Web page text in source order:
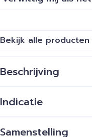
Bekijk alle producten
Beschrijving
Indicatie
Samenstelling